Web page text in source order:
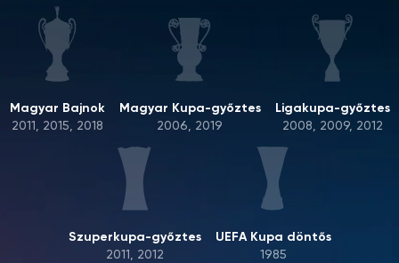
Magyar Bajnok
2011, 2015, 2018
Magyar Kupa-győztes
2006, 2019
Ligakupa-győztes
2008, 2009, 2012
Szuperkupa-győztes
2011, 2012
UEFA Kupa döntős
1985